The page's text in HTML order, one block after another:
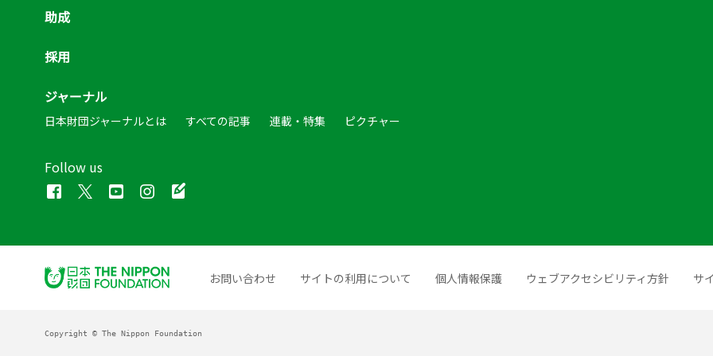
Follow us
助成
採用
ジャーナル
日本財団ジャーナルとは すべての記事 連載・特集 ピクチャー
お問い合わせ サイトの利用について 個人情報保護 ウェブアクセシビリティ方針 サ
Copyright © The Nippon Foundation